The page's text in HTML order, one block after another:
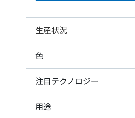
生産状況
色
注目テクノロジー
用途